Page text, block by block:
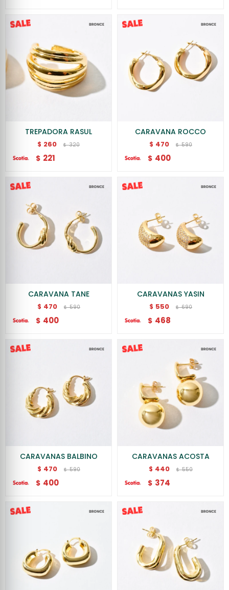
TREPADORA RASUL
$ 260 $ 320
$ 221
CARAVANA ROCCO
$ 470 $ 590
$ 400
CARAVANA TANE
$ 470 $ 590
$ 400
CARAVANAS YASIN
$ 550 $ 690
$ 468
CARAVANAS BALBINO
$ 470 $ 590
$ 400
CARAVANAS ACOSTA
$ 440 $ 550
$ 374